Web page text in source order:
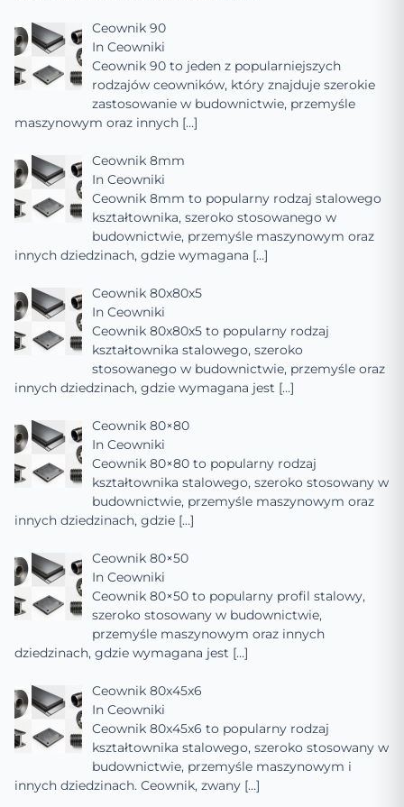
Ceownik 90
In Ceowniki
Ceownik 90 to jeden z popularniejszych
rodzajów ceowników, który znajduje szerokie
zastosowanie w budownictwie, przemyśle
maszynowym oraz innych […]
Ceownik 8mm
In Ceowniki
Ceownik 8mm to popularny rodzaj stalowego
kształtownika, szeroko stosowanego w
budownictwie, przemyśle maszynowym oraz
innych dziedzinach, gdzie wymagana […]
Ceownik 80x80x5
In Ceowniki
Ceownik 80x80x5 to popularny rodzaj
kształtownika stalowego, szeroko
stosowanego w budownictwie, przemyśle oraz
innych dziedzinach, gdzie wymagana jest […]
Ceownik 80×80
In Ceowniki
Ceownik 80×80 to popularny rodzaj
kształtownika stalowego, szeroko stosowany w
budownictwie, przemyśle maszynowym oraz
innych dziedzinach, gdzie […]
Ceownik 80×50
In Ceowniki
Ceownik 80×50 to popularny profil stalowy,
szeroko stosowany w budownictwie,
przemyśle maszynowym oraz innych
dziedzinach, gdzie wymagana jest […]
Ceownik 80x45x6
In Ceowniki
Ceownik 80x45x6 to popularny rodzaj
kształtownika stalowego, szeroko stosowany w
budownictwie, przemyśle maszynowym i
innych dziedzinach. Ceownik, zwany […]